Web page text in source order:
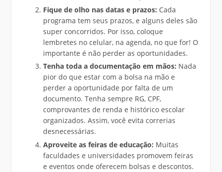
Fique de olho nas datas e prazos: Cada
programa tem seus prazos, e alguns deles são
super concorridos. Por isso, coloque
lembretes no celular, na agenda, no que for! O
importante é não perder as oportunidades.
Tenha toda a documentação em mãos: Nada
pior do que estar com a bolsa na mão e
perder a oportunidade por falta de um
documento. Tenha sempre RG, CPF,
comprovantes de renda e histórico escolar
organizados. Assim, você evita correrias
desnecessárias.
Aproveite as feiras de educação: Muitas
faculdades e universidades promovem feiras
e eventos onde oferecem bolsas e descontos.